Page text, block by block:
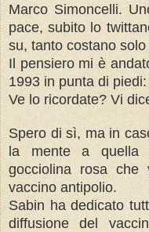
Marco Simoncelli.
pace, subito lo
su, tanto costano
Il pensiero mi è
1993 in punta di
Ve lo ricordate? Vi
Spero di sì, ma in
la mente a quella
gocciolina rosa
vaccino antipolio.
Sabin ha dedicato
diffusione del